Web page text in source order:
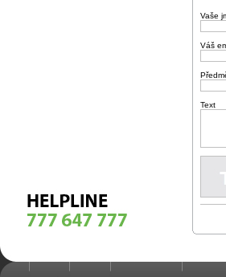
Vaše
Váš
Text